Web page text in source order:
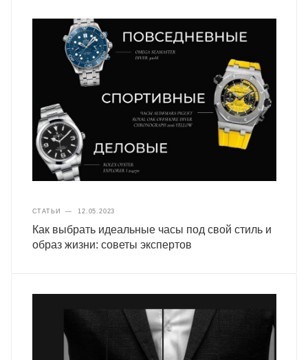
СТАТЬИ — 12.05.2023
Как выбрать идеальные часы под свой стиль и
образ жизни: советы экспертов